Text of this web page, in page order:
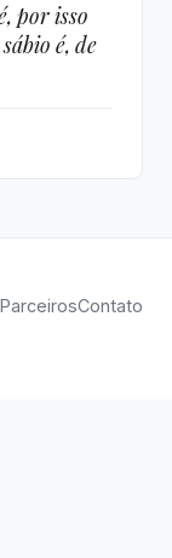
por isso
é, de
ParceirosContato